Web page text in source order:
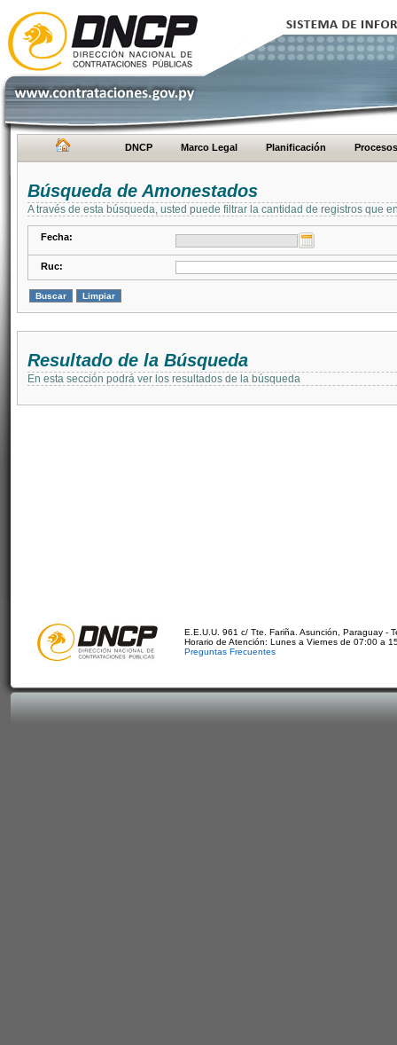
DNCP Marco Legal Planificación Procesos
Búsqueda de Amonestados
A través de esta búsqueda, usted puede filtrar la cantidad de registros que
Fecha:
Ruc:
Resultado de la Búsqueda
En esta sección podrá ver los resultados de la búsqueda
E.E.U.U. 961 c/ Tte. Fariña. Asunción, Paraguay -
Horario de Atención: Lunes a Viernes de 07:00 a
Preguntas Frecuentes